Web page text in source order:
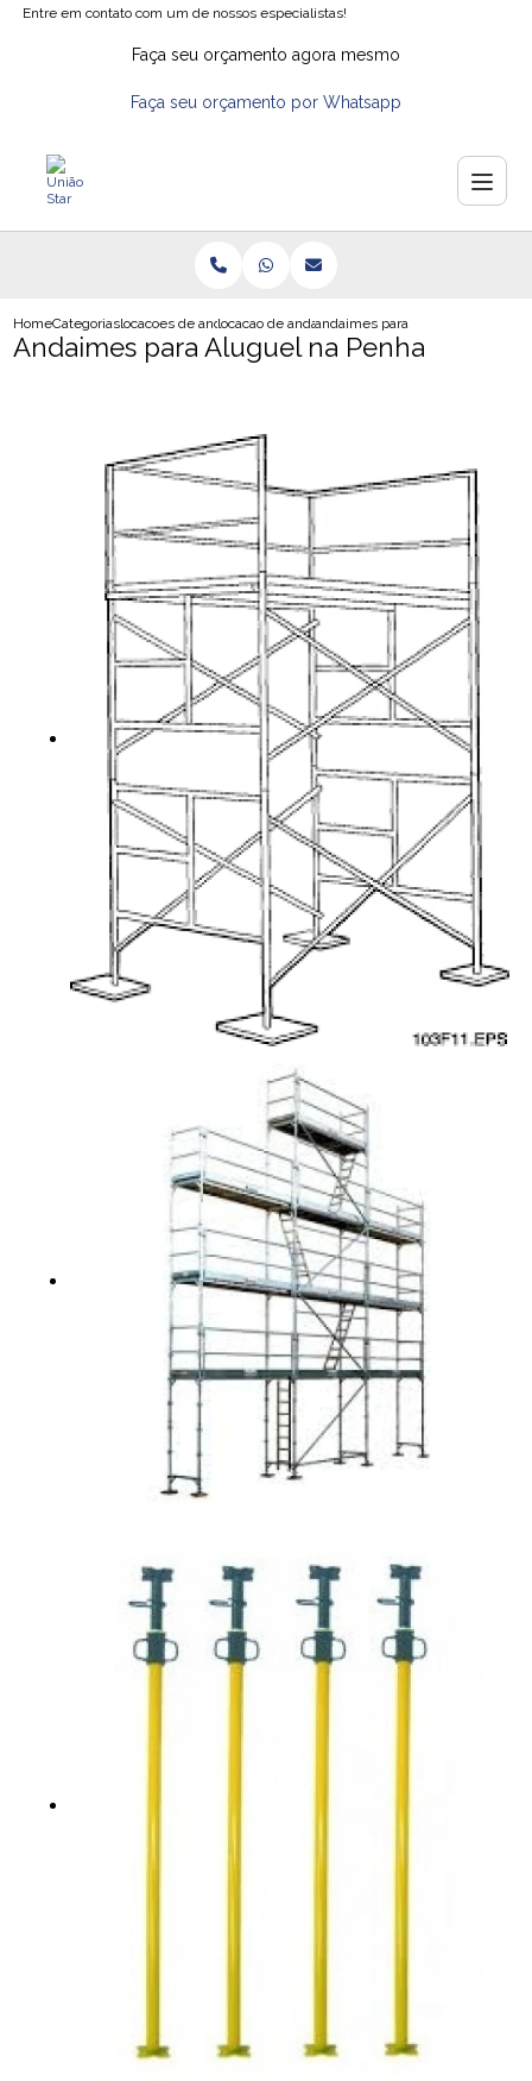
Entre em contato com um de nossos especialistas!
Faça seu orçamento agora mesmo
Faça seu orçamento por Whatsapp
HomeCategoriaslocacoes de andaimeslocacao de andaimes precoandaimes para aluguel na penha
Andaimes para Aluguel na Penha